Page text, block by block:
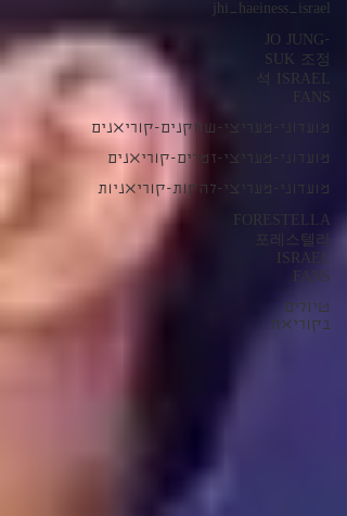
jhi_haeiness_israel
JO JUNG-
SUK 조정
석 ISRAEL
FANS
מועדוני-מעריצי-שחקנים-קוריאנים
מועדוני-מעריצי-זמרים-קוריאנים
מועדוני-מעריצי-להקות-קוריאניות
FORESTELLA
포레스텔라
ISRAEL
FANS
טיולים
בקוריאה